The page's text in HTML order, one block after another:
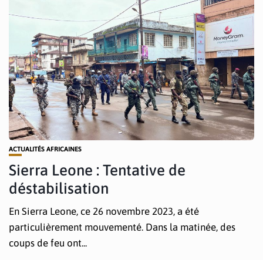
ACTUALITÉS AFRICAINES
Sierra Leone : Tentative de
déstabilisation
En Sierra Leone, ce 26 novembre 2023, a été
particulièrement mouvementé. Dans la matinée, des
coups de feu ont...